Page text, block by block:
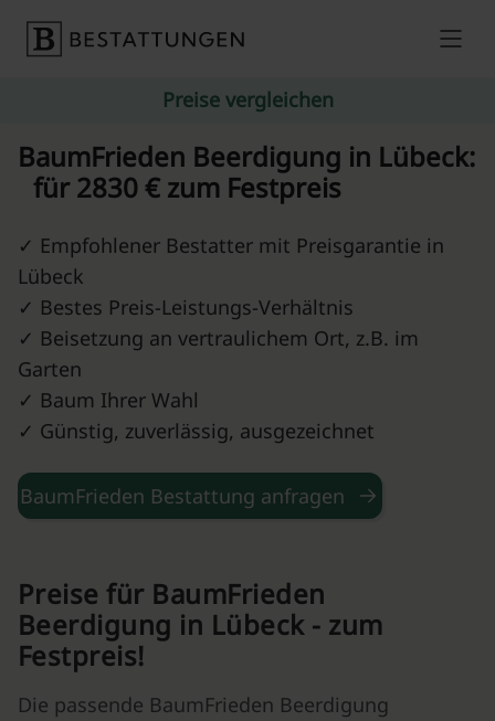
Preise vergleichen
BaumFrieden Beerdigung in Lübeck:
für 2830 € zum Festpreis
✓ Empfohlener Bestatter mit Preisgarantie in
Lübeck
✓ Bestes Preis-Leistungs-Verhältnis
✓ Beisetzung an vertraulichem Ort, z.B. im
Garten
✓ Baum Ihrer Wahl
✓ Günstig, zuverlässig, ausgezeichnet
BaumFrieden Bestattung anfragen
Preise für BaumFrieden
Beerdigung in Lübeck - zum
Festpreis!
Die passende BaumFrieden Beerdigung